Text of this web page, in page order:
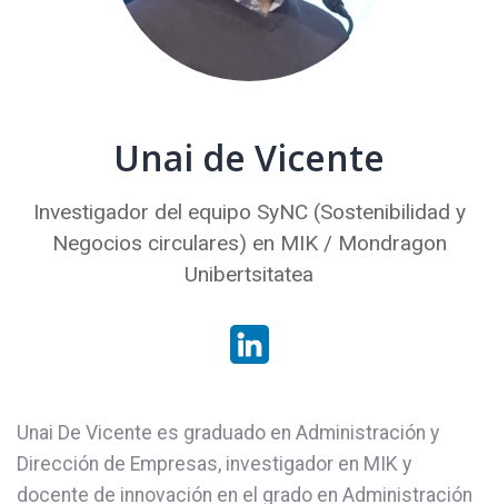
Unai de Vicente
Investigador del equipo SyNC (Sostenibilidad y
Negocios circulares) en MIK / Mondragon
Unibertsitatea
Unai De Vicente es graduado en Administración y
Dirección de Empresas, investigador en MIK y
docente de innovación en el grado en Administración